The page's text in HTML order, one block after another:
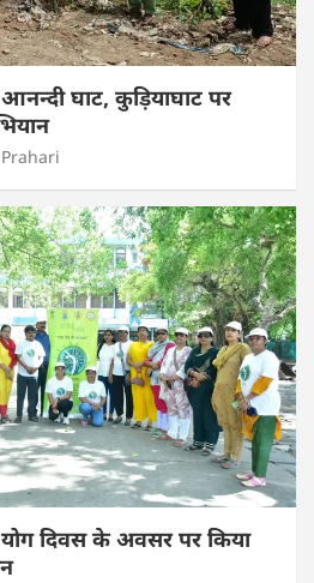
घाट, कुड़ियाघाट पर
योग दिवस के अवसर पर किया